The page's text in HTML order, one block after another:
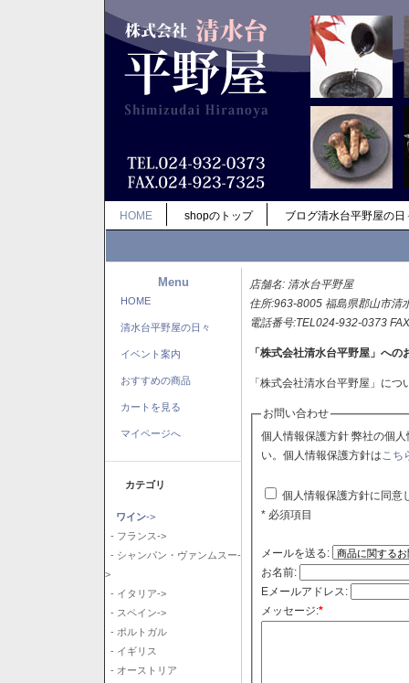
HOME shopのトップ ブログ清水台平野屋の日
Menu
HOME
清水台平野屋の日々
イベント案内
おすすめの商品
カートを見る
マイページへ
カテゴリ
ワイン->
- フランス->
- シャンパン・ヴァンムスー-
>
- イタリア->
- スペイン->
- ポルトガル
- イギリス
- オーストリア
店舗名: 清水台平野屋
住所:963-8005 福島県郡山市清
電話番号:TEL024-932-0373
「株式会社清水台平野屋」への
「株式会社清水台平野屋」に
お問い合わせ
個人情報保護方針 弊社の個人情報保護方針に同意される場合はチェックボックスをクリックしてくださ
い。個人情報保護方針はこち
個人情報保護方針に同意
* 必須項目
メールを送る:
お名前:
Eメールアドレス:
メッセージ:*